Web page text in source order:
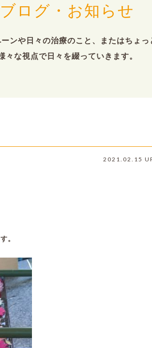
ブログ・お知らせ
ンや日々の治療のこと、またはちょっ
々な視点で日々を綴っていきます。
2021.02.15
。